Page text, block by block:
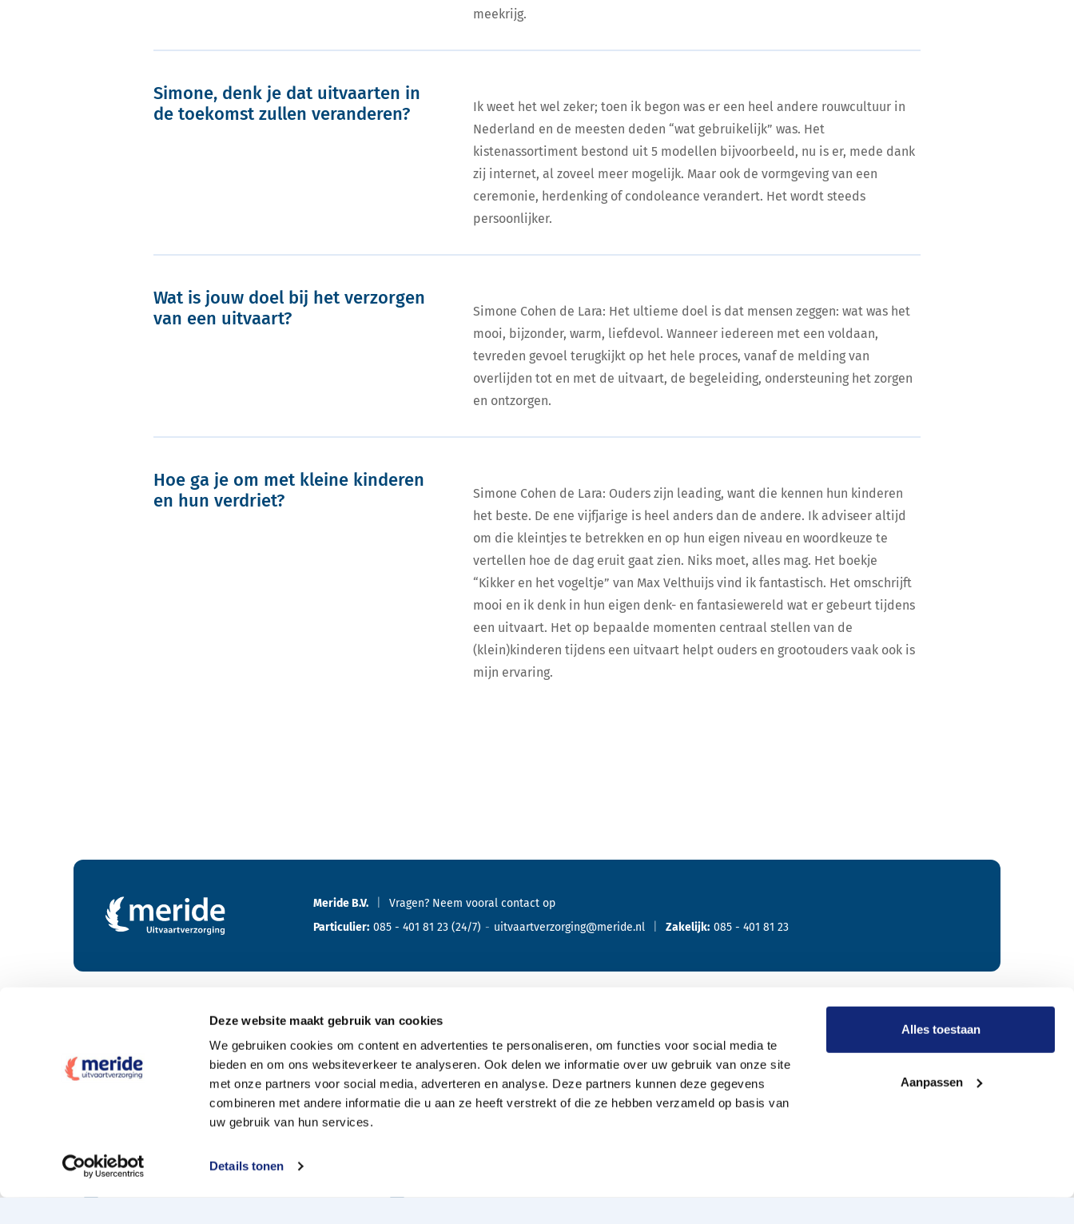
Deze website maakt gebruik van cookies
We gebruiken cookies om content en advertenties te personaliseren, om functies voor social media te
bieden en om ons websiteverkeer te analyseren. Ook delen we informatie over uw gebruik van onze site
met onze partners voor social media, adverteren en analyse. Deze partners kunnen deze gegevens
combineren met andere informatie die u aan ze heeft verstrekt of die ze hebben verzameld op basis van
uw gebruik van hun services.
Details tonen
Alles toestaan
Aanpassen
meekrijg.
Simone, denk je dat uitvaarten in
de toekomst zullen veranderen?
Ik weet het wel zeker; toen ik begon was er een heel andere rouwcultuur in
Nederland en de meesten deden “wat gebruikelijk” was. Het
kistenassortiment bestond uit 5 modellen bijvoorbeeld, nu is er, mede dank
zij internet, al zoveel meer mogelijk. Maar ook de vormgeving van een
ceremonie, herdenking of condoleance verandert. Het wordt steeds
persoonlijker.
Wat is jouw doel bij het verzorgen
van een uitvaart?
Simone Cohen de Lara: Het ultieme doel is dat mensen zeggen: wat was het
mooi, bijzonder, warm, liefdevol. Wanneer iedereen met een voldaan,
tevreden gevoel terugkijkt op het hele proces, vanaf de melding van
overlijden tot en met de uitvaart, de begeleiding, ondersteuning het zorgen
en ontzorgen.
Hoe ga je om met kleine kinderen
en hun verdriet?
Simone Cohen de Lara: Ouders zijn leading, want die kennen hun kinderen
het beste. De ene vijfjarige is heel anders dan de andere. Ik adviseer altijd
om die kleintjes te betrekken en op hun eigen niveau en woordkeuze te
vertellen hoe de dag eruit gaat zien. Niks moet, alles mag. Het boekje
“Kikker en het vogeltje” van Max Velthuijs vind ik fantastisch. Het omschrijft
mooi en ik denk in hun eigen denk- en fantasiewereld wat er gebeurt tijdens
een uitvaart. Het op bepaalde momenten centraal stellen van de
(klein)kinderen tijdens een uitvaart helpt ouders en grootouders vaak ook is
mijn ervaring.
Contactgegevens en footer menu van Meride
Meride B.V. Vragen? Neem vooral contact op
Particulier: 085 - 401 81 23 (24/7) uitvaartverzorging@meride.nl Zakelijk: 085 - 401 81 23
Wat kost een crematie
Wat kost een begrafenis
Elke uitvaartpolis welkom
Offerte aanvragen
Oriënteren
Offerte aanvragen
Bespreking met de uitvaartverzorger
Onze werkwijze
Wie zijn wij?